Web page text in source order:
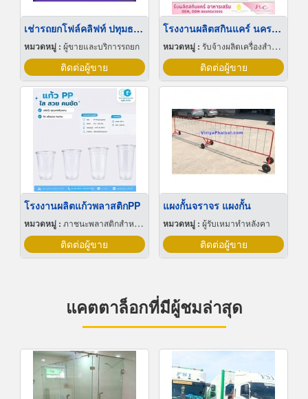
เช่ารถยกโฟล์คลิฟท์ ปทุมธานี
หมวดหมู่ : ผู้ขายและบริการรถยก
ติดต่อผู้ขาย
โรงงานผลิตสกินแคร์ นครปฐม
หมวดหมู่ : รับจ้างผลิตเครื่องสำอาง
ติดต่อผู้ขาย
โรงงานผลิตแก้วพลาสติกPP
หมวดหมู่ : ภาชนะพลาสติกสำหรับบรรจุ
ติดต่อผู้ขาย
แผงกั้นจราจร แผงกั้น
หมวดหมู่ : ผู้รับเหมาทำหลังคา
ติดต่อผู้ขาย
แคตตาล็อกที่มีผู้ชมล่าสุด